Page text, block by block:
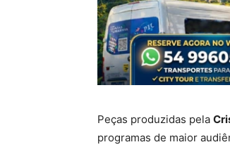
Peças produzidas pela
programas de maior